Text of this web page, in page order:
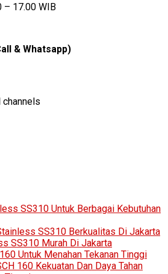
– 17.00 WIB
& Whatsapp)
SS310 Untuk Berbagai Kebutuhan
SS310 Berkualitas Di Jakarta
SS310 Murah Di Jakarta
Untuk Menahan Tekanan Tinggi
160 Kekuatan Dan Daya Tahan